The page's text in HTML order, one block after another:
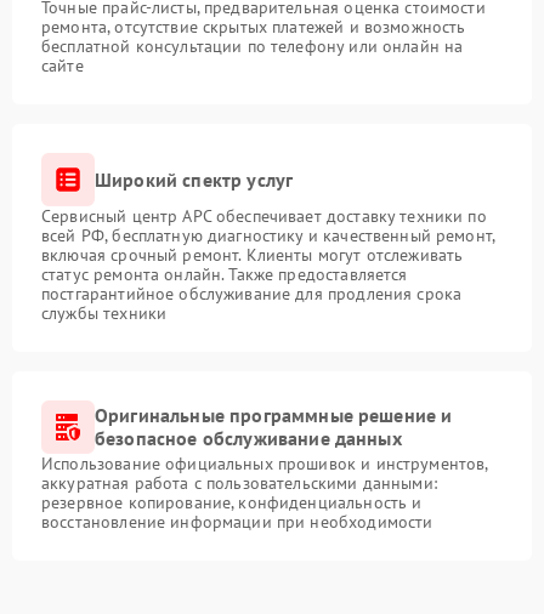
Точные прайс-листы, предварительная оценка стоимости
ремонта, отсутствие скрытых платежей и возможность
бесплатной консультации по телефону или онлайн на
сайте
Широкий спектр услуг
Сервисный центр APC обеспечивает доставку техники по
всей РФ, бесплатную диагностику и качественный ремонт,
включая срочный ремонт. Клиенты могут отслеживать
статус ремонта онлайн. Также предоставляется
постгарантийное обслуживание для продления срока
службы техники
Оригинальные программные решение и
безопасное обслуживание данных
Использование официальных прошивок и инструментов,
аккуратная работа с пользовательскими данными:
резервное копирование, конфиденциальность и
восстановление информации при необходимости